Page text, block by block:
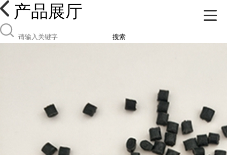
产品展厅
搜索